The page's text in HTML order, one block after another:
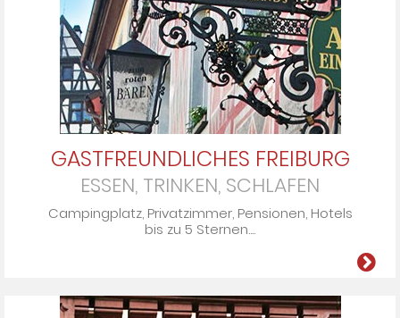
GASTFREUNDLICHES FREIBURG
ESSEN, TRINKEN, SCHLAFEN
Cam­ping­platz, Pri­vat­zim­mer, Pen­si­onen, Ho­tels
bis zu 5 Ster­nen­....